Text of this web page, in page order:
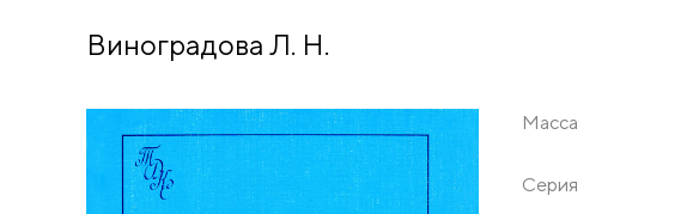
Виноградова Л. Н.
Масса
Серия